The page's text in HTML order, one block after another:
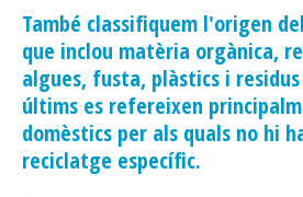
També classifiquem l'origen
que inclou matèria orgànica,
algues, fusta, plàstics i
últims es refereixen
domèstics per als quals no hi
reciclatge específic.